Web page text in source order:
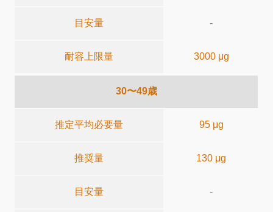
目安量 -
耐容上限量 3000 μg
30〜49歳
推定平均必要量 95 μg
推奨量 130 μg
目安量 -